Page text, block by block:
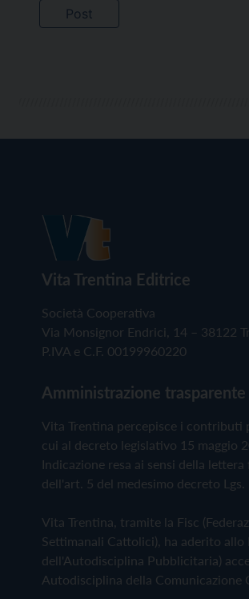
Vita Trentina Editrice
Società Cooperativa
Via Monsignor Endrici, 14 – 38122
P.IVA e C.F. 00199960220
Amministrazione trasparente
Vita Trentina percepisce i
cui al decreto legislativo 15 maggio
Indicazione resa ai sensi della lettera
dell'art. 5 del medesimo decreto Lgs.
Vita Trentina, tramite la Fisc
Settimanali Cattolici), ha aderito allo
dell'Autodisciplina Pubblicitaria)
Autodisciplina della Comunicazione